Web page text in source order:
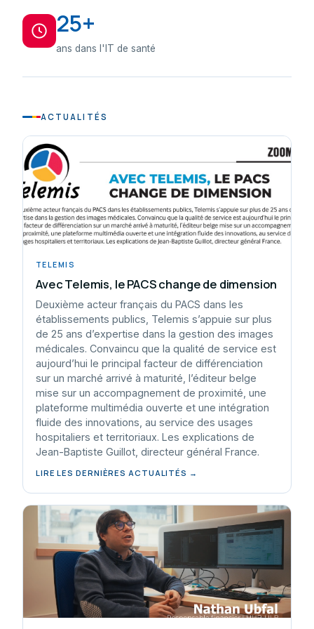
25+
ans dans l'IT de santé
ACTUALITÉS
TELEMIS
Avec Telemis, le PACS change de dimension
Deuxième acteur français du PACS dans les
établissements publics, Telemis s’appuie sur plus
de 25 ans d’expertise dans la gestion des images
médicales. Convaincu que la qualité de service est
aujourd’hui le principal facteur de différenciation
sur un marché arrivé à maturité, l’éditeur belge
mise sur un accompagnement de proximité, une
plateforme multimédia ouverte et une intégration
fluide des innovations, au service des usages
hospitaliers et territoriaux. Les explications de
Jean-Baptiste Guillot, directeur général France.
LIRE LES DERNIÈRES ACTUALITÉS →